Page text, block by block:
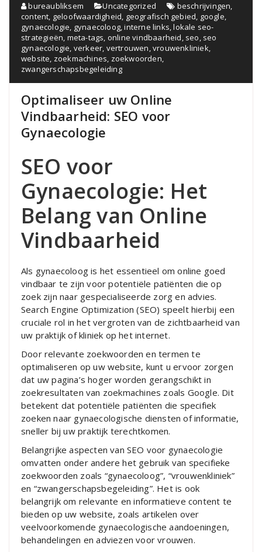
bureaubliksem Uncategorized beschrijvingen,
content, geloofwaardigheid, geografisch gebied, google,
gynaecologie, gynaecoloog,interne links,lokale seo-
strategieën, meta-tags, online vindbaarheid, seo, seo
gynaecologie, verkeer, vertrouwen,vrouwenkliniek,
website, zoekmachines, zoekwoorden,
zwangerschapsbegeleiding
Optimaliseer uw Online
Vindbaarheid: SEO voor
Gynaecologie
SEO voor
Gynaecologie: Het
Belang van Online
Vindbaarheid
Als gynaecoloog is het essentieel om online goed
vindbaar te zijn voor potentiële patiënten die op
zoek zijn naar gespecialiseerde zorg en advies.
Search Engine Optimization (SEO) speelt hierbij een
cruciale rol in het vergroten van de zichtbaarheid van
uw praktijk of kliniek op het internet.
Door relevante zoekwoorden en termen te
optimaliseren op uw website, kunt u ervoor zorgen
dat uw pagina’s hoger worden gerangschikt in
zoekresultaten van zoekmachines zoals Google. Dit
betekent dat potentiële patiënten die specifiek
zoeken naar gynaecologische diensten of informatie,
sneller bij uw praktijk terechtkomen.
Belangrijke aspecten van SEO voor gynaecologie
omvatten onder andere het gebruik van specifieke
zoekwoorden zoals “gynaecoloog”, “vrouwenkliniek”
en “zwangerschapsbegeleiding”. Het is ook
belangrijk om relevante en informatieve content te
bieden op uw website, zoals artikelen over
veelvoorkomende gynaecologische aandoeningen,
behandelingen en adviezen voor vrouwen.